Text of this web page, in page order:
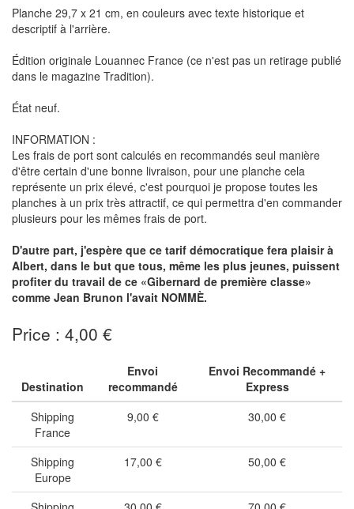
Planche 29,7 x 21 cm, en couleurs avec texte historique et
descriptif à l'arrière.
Édition originale Louannec France (ce n'est pas un retirage publié
dans le magazine Tradition).
État neuf.
INFORMATION :
Les frais de port sont calculés en recommandés seul manière
d'être certain d'une bonne livraison, pour une planche cela
représente un prix élevé, c'est pourquoi je propose toutes les
planches à un prix très attractif, ce qui permettra d'en commander
plusieurs pour les mêmes frais de port.
D'autre part, j'espère que ce tarif démocratique fera plaisir à
Albert, dans le but que tous, même les plus jeunes, puissent
profiter du travail de ce «Gibernard de première classe»
comme Jean Brunon l'avait NOMMÈ.
Price : 4,00 €
Destination
Envoi
recommandé
Envoi Recommandé +
Express
Shipping
France
9,00 € 30,00 €
Shipping
Europe
17,00 € 50,00 €